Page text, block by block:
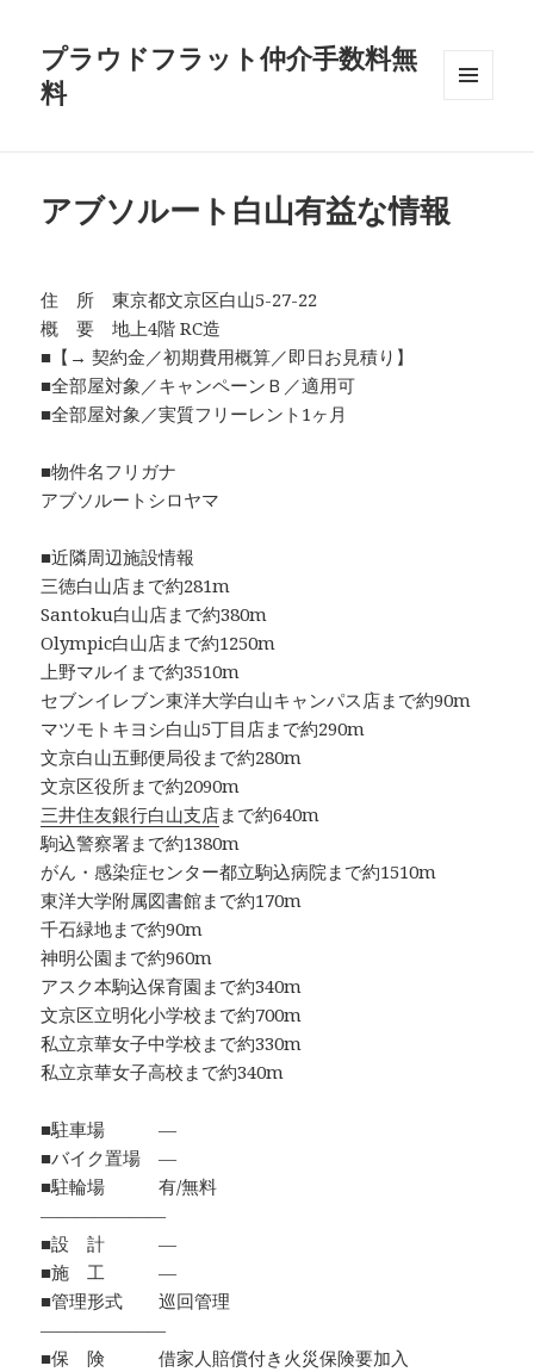
プラウドフラット仲介手数料無
料
アブソルート白山有益な情報
住 所 東京都文京区白山5-27-22
概 要 地上4階 RC造
■【→ 契約金／初期費用概算／即日お見積り】
■全部屋対象／キャンペーンＢ／適用可
■全部屋対象／実質フリーレント1ヶ月
■物件名フリガナ
アブソルートシロヤマ
■近隣周辺施設情報
三徳白山店まで約281m
Santoku白山店まで約380m
Olympic白山店まで約1250m
上野マルイまで約3510m
セブンイレブン東洋大学白山キャンパス店まで約90m
マツモトキヨシ白山5丁目店まで約290m
文京白山五郵便局役まで約280m
文京区役所まで約2090m
三井住友銀行白山支店まで約640m
駒込警察署まで約1380m
がん・感染症センター都立駒込病院まで約1510m
東洋大学附属図書館まで約170m
千石緑地まで約90m
神明公園まで約960m
アスク本駒込保育園まで約340m
文京区立明化小学校まで約700m
私立京華女子中学校まで約330m
私立京華女子高校まで約340m
■駐車場 ―
■バイク置場 ―
■駐輪場 有/無料
―――――――
■設 計 ―
■施 工 ―
■管理形式 巡回管理
―――――――
■保 険 借家人賠償付き火災保険要加入